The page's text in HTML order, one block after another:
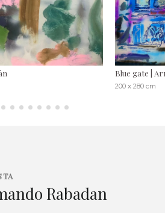
Blue gate |
200 x 280 cm
Rabadan